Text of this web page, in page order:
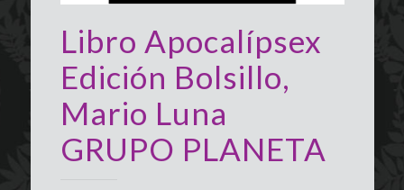
Libro Apocalípsex
Edición Bolsillo,
Mario Luna
GRUPO PLANETA